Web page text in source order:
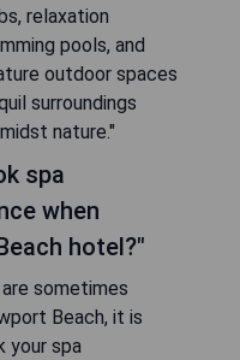
relaxation
pools, and
outdoor spaces
surroundings
nature."
spa
when
hotel?"
sometimes
Beach, it is
your spa